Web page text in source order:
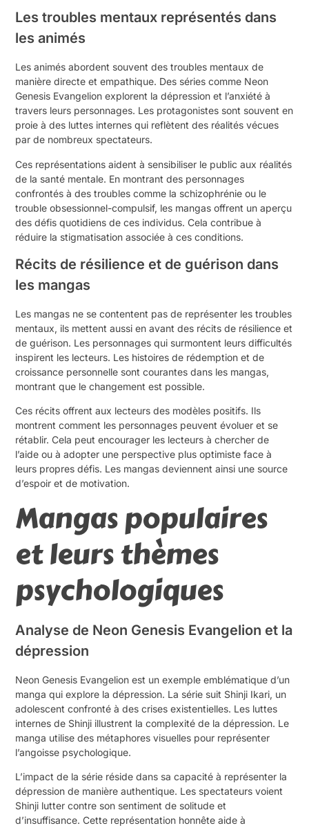
Les troubles mentaux représentés dans
les animés
Les animés abordent souvent des troubles mentaux de
manière directe et empathique. Des séries comme Neon
Genesis Evangelion explorent la dépression et l’anxiété à
travers leurs personnages. Les protagonistes sont souvent en
proie à des luttes internes qui reflètent des réalités vécues
par de nombreux spectateurs.
Ces représentations aident à sensibiliser le public aux réalités
de la santé mentale. En montrant des personnages
confrontés à des troubles comme la schizophrénie ou le
trouble obsessionnel-compulsif, les mangas offrent un aperçu
des défis quotidiens de ces individus. Cela contribue à
réduire la stigmatisation associée à ces conditions.
Récits de résilience et de guérison dans
les mangas
Les mangas ne se contentent pas de représenter les troubles
mentaux, ils mettent aussi en avant des récits de résilience et
de guérison. Les personnages qui surmontent leurs difficultés
inspirent les lecteurs. Les histoires de rédemption et de
croissance personnelle sont courantes dans les mangas,
montrant que le changement est possible.
Ces récits offrent aux lecteurs des modèles positifs. Ils
montrent comment les personnages peuvent évoluer et se
rétablir. Cela peut encourager les lecteurs à chercher de
l’aide ou à adopter une perspective plus optimiste face à
leurs propres défis. Les mangas deviennent ainsi une source
d’espoir et de motivation.
Mangas populaires
et leurs thèmes
psychologiques
Analyse de Neon Genesis Evangelion et la
dépression
Neon Genesis Evangelion est un exemple emblématique d’un
manga qui explore la dépression. La série suit Shinji Ikari, un
adolescent confronté à des crises existentielles. Les luttes
internes de Shinji illustrent la complexité de la dépression. Le
manga utilise des métaphores visuelles pour représenter
l’angoisse psychologique.
L’impact de la série réside dans sa capacité à représenter la
dépression de manière authentique. Les spectateurs voient
Shinji lutter contre son sentiment de solitude et
d’insuffisance. Cette représentation honnête aide à